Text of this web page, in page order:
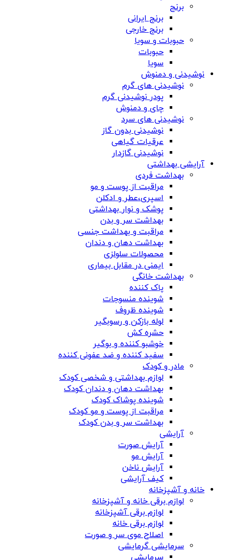
برنج
برنج ایرانی
برنج خارجی
حبوبات و سویا
حبوبات
سویا
نوشیدنی و دمنوش
نوشیدنی های گرم
پودر نوشیدنی گرم
چای و دمنوش
نوشیدنی های سرد
نوشیدنی بدون گاز
عرقیات گیاهی
نوشیدنی گازدار
آرایشی بهداشتی
بهداشت فردی
مراقبت از پوست و مو
اسپری،عطر و ادکلن
پوشک و نوار بهداشتی
بهداشت سر و بدن
مراقبت و بهداشت جنسی
بهداشت دهان و دندان
محصولات سلولزی
ایمنی در مقابل بیماری
بهداشت خانگی
پاک کننده
شوینده منسوجات
شوینده ظروف
لوله بازکن و رسوبگیر
حشره کش
خوشبو کننده و بوگیر
سفید کننده و ضد عفونی کننده
مادر و کودک
لوازم بهداشتی و شخصی کودک
بهداشت دهان و دندان کودک
شوینده پوشاک کودک
مراقبت از پوست و مو کودک
بهداشت سر و بدن کودک
آرایشی
آرایش صورت
آرایش مو
آرایش ناخن
کیف آرایشی
خانه و آشپزخانه
لوازم برقی خانه و آشپزخانه
لوازم برقی آشپزخانه
لوازم برقی خانه
اصلاح موی سر و صورت
سرمایشی گرمایشی
سرمایشی